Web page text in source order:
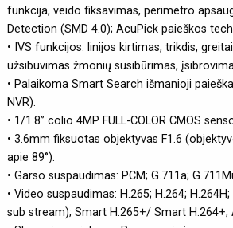
funkcija, veido fiksavimas, perimetro
Detection (SMD 4.0); AcuPick paieškos
• IVS funkcijos: linijos kirtimas, trikdis,
užsibuvimas žmonių susibūrimas,
• Palaikoma Smart Search išmanioji
NVR).
• 1/1.8” colio 4MP FULL-COLOR CMOS
• 3.6mm fiksuotas objektyvas F1.6
apie 89°).
• Garso suspaudimas: PCM; G.711a;
• Video suspaudimas: H.265; H.264;
sub stream); Smart H.265+/ Smart H.264+;